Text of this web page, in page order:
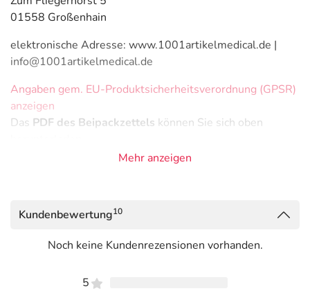
01558 Großenhain
elektronische Adresse: www.1001artikelmedical.de |
info@1001artikelmedical.de
Angaben gem. EU-Produktsicherheitsverordnung (GPSR)
anzeigen
Das PDF des Beipackzettels können Sie sich oben
Mehr anzeigen
Kundenbewertung10
Noch keine Kundenrezensionen vorhanden.
5